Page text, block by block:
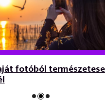
fotóból